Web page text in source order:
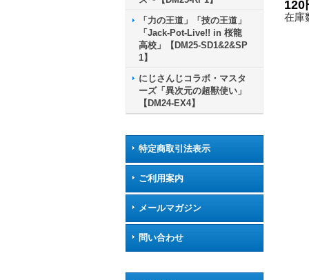
「力の王道」「技の王道」
「Jack-Pot-Live!! in 桜龍
高校」【DM25-SD1&2&SP
1】
にじさんじコラボ・マスタ
ーズ「異次元の超獣使い」
【DM24-EX4】
特定商取引法表示
ご利用案内
メールマガジン
問い合わせ
【R
4/
120
在庫